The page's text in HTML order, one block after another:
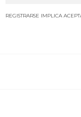
REGISTRARSE IMPLICA